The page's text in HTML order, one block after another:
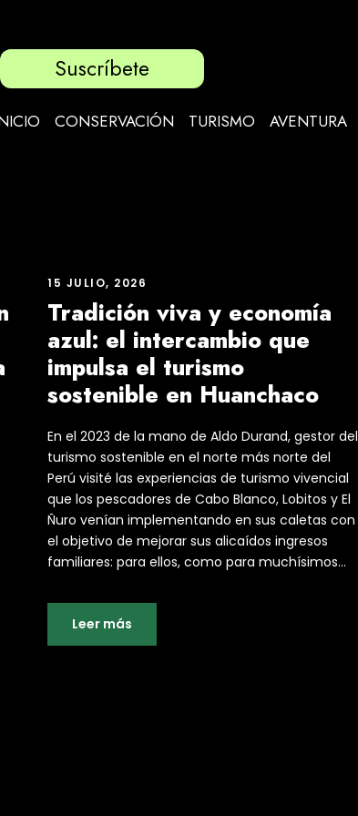
Suscríbete
CONSERVACIÓN TURISMO AVENTURA
15 JULIO, 2026
Tradición viva y economía
azul: el intercambio que
impulsa el turismo
sostenible en Huanchaco
En el 2023 de la mano de Aldo Durand, gestor del
turismo sostenible en el norte más norte del
Perú visité las experiencias de turismo vivencial
que los pescadores de Cabo Blanco, Lobitos y El
Ñuro venían implementando en sus caletas con
el objetivo de mejorar sus alicaídos ingresos
familiares: para ellos, como para muchísimos...
Leer más